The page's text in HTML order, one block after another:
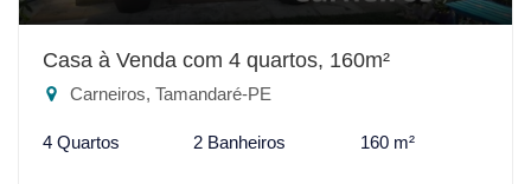
Casa à Venda com 4 quartos, 160m²
Carneiros, Tamandaré-PE
4 Quartos 2 Banheiros 160 m²